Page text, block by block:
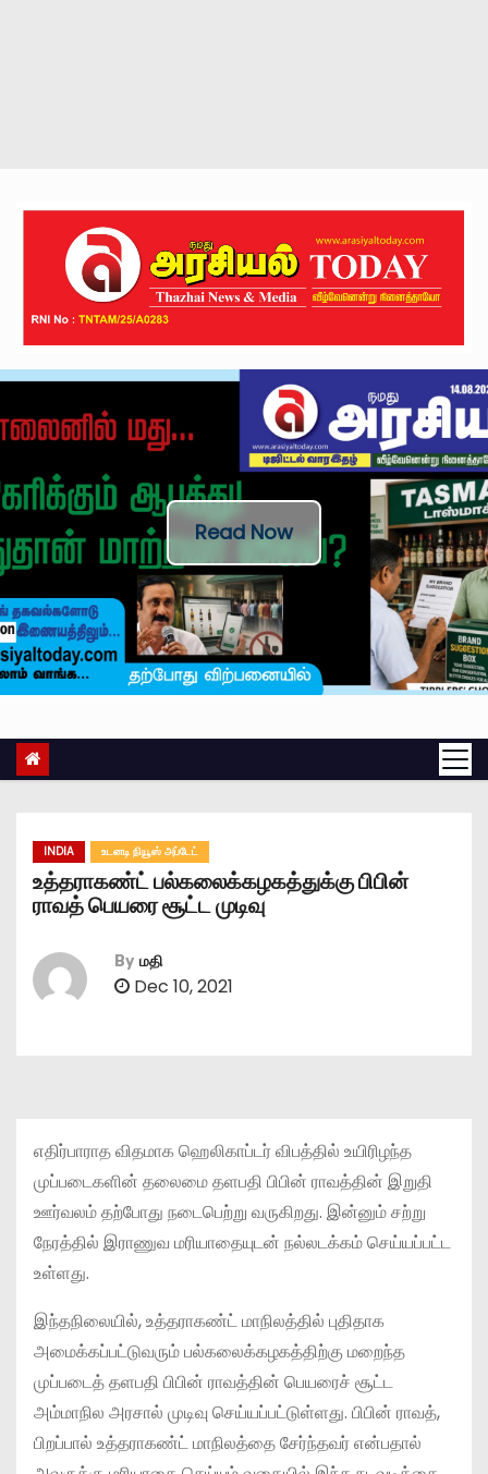
Read Now
INDIA உடனடி நியூஸ் அப்டேட்
உத்தராகண்ட் பல்கலைக்கழகத்துக்கு பிபின்
ராவத் பெயரை சூட்ட முடிவு
By மதி
Dec 10, 2021
எதிர்பாராத விதமாக ஹெலிகாப்டர் விபத்தில் உயிரிழந்த
முப்படைகளின் தலைமை தளபதி பிபின் ராவத்தின் இறுதி
ஊர்வலம் தற்போது நடைபெற்று வருகிறது. இன்னும் சற்று
நேரத்தில் இராணுவ மரியாதையுடன் நல்லடக்கம் செய்யப்பட்ட
உள்ளது.
இந்தநிலையில், உத்தராகண்ட் மாநிலத்தில் புதிதாக
அமைக்கப்பட்டுவரும் பல்கலைக்கழகத்திற்கு மறைந்த
முப்படைத் தளபதி பிபின் ராவத்தின் பெயரைச் சூட்ட
அம்மாநில அரசால் முடிவு செய்யப்பட்டுள்ளது. பிபின் ராவத்,
பிறப்பால் உத்தராகண்ட் மாநிலத்தை சேர்ந்தவர் என்பதால்